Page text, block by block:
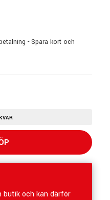
- Spara kort och
butik och kan därför